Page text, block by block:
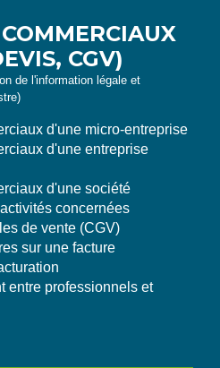
CGV)
de l'information légale et
d'une micro-entreprise
d'une entreprise
d'une société
concernées
de vente (CGV)
sur une facture
entre professionnels et